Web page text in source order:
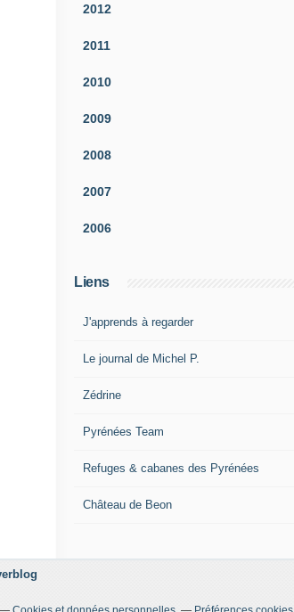
2012
2011
2010
2009
2008
2007
2006
Liens
J'apprends à regarder
Le journal de Michel P.
Zédrine
Pyrénées Team
Refuges & cabanes des Pyrénées
Château de Beon